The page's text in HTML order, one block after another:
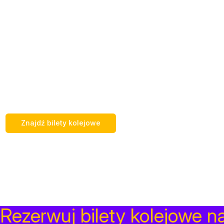
Znajdź bilety kolejowe
Rezerwuj bilety kolejowe